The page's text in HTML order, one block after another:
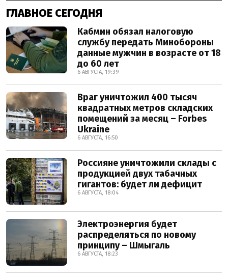
ГЛАВНОЕ СЕГОДНЯ
Кабмин обязал налоговую
службу передать Минобороны
данные мужчин в возрасте от 18
до 60 лет
6 АВГУСТА, 19:39
Враг уничтожил 400 тысяч
квадратных метров складских
помещений за месяц – Forbes
Ukraine
6 АВГУСТА, 16:50
Россияне уничтожили склады с
продукцией двух табачных
гигантов: будет ли дефицит
6 АВГУСТА, 18:04
Электроэнергия будет
распределяться по новому
принципу – Шмыгаль
6 АВГУСТА, 18:23